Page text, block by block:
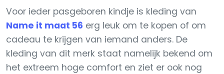
Voor ieder pasgeboren kindje is kleding van
Name it maat 56 erg leuk om te kopen of om
cadeau te krijgen van iemand anders. De
kleding van dit merk staat namelijk bekend om
het extreem hoge comfort en ziet er ook nog